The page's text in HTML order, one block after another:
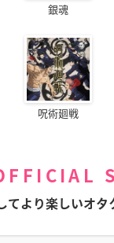
銀魂
呪術廻戦
てより楽しいオタ